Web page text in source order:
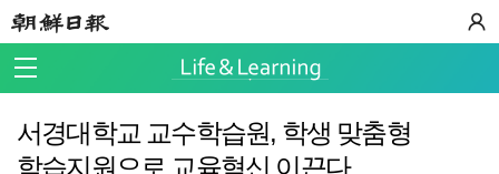
서경대학교 교수학습원, 학생 맞춤형
학습지원으로 교육혁신 이끈다